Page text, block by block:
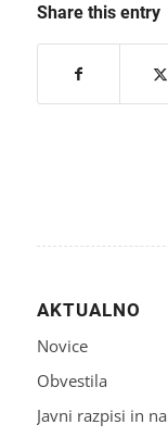
Share this entry
AKTUALNO
Novice
Obvestila
Javni razpisi in